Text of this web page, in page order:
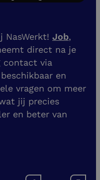
Job,
direct na je
contact via
en
vragen om meer
jij precies
en beter van